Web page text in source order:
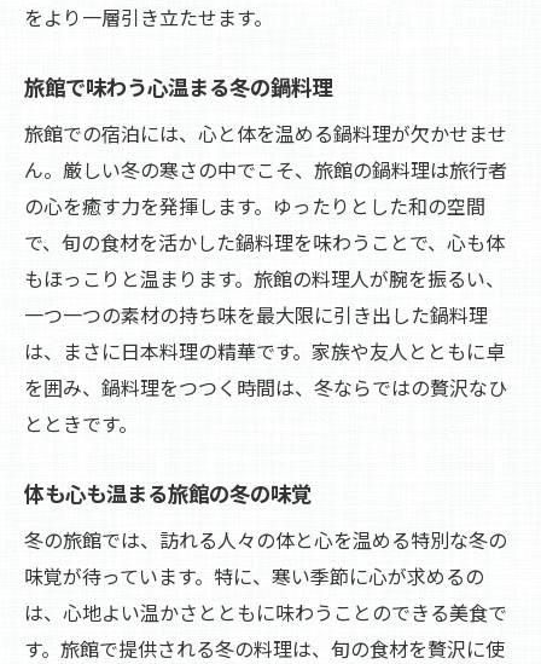
をより一層引き立たせます。
旅館で味わう心温まる冬の鍋料理
旅館での宿泊には、心と体を温める鍋料理が欠かせませ
ん。厳しい冬の寒さの中でこそ、旅館の鍋料理は旅行者
の心を癒す力を発揮します。ゆったりとした和の空間
で、旬の食材を活かした鍋料理を味わうことで、心も体
もほっこりと温まります。旅館の料理人が腕を振るい、
一つ一つの素材の持ち味を最大限に引き出した鍋料理
は、まさに日本料理の精華です。家族や友人とともに卓
を囲み、鍋料理をつつく時間は、冬ならではの贅沢なひ
とときです。
体も心も温まる旅館の冬の味覚
冬の旅館では、訪れる人々の体と心を温める特別な冬の
味覚が待っています。特に、寒い季節に心が求めるの
は、心地よい温かさとともに味わうことのできる美食で
す。旅館で提供される冬の料理は、旬の食材を贅沢に使